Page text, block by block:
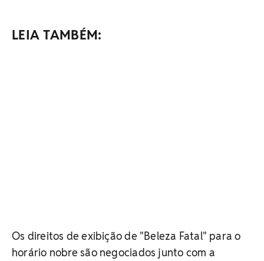
LEIA TAMBÉM:
Os direitos de exibição de "Beleza Fatal" para o
horário nobre são negociados junto com a